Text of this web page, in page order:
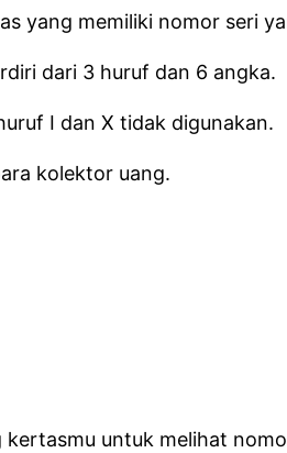
yang memiliki nomor seri
dari 3 huruf dan 6 angka.
I dan X tidak digunakan.
kolektor uang.
untuk melihat